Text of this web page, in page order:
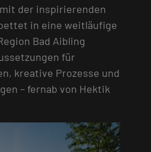
der inspirierenden
in eine weitläufige
Bad Aibling
für
kreative Prozesse und
– fernab von Hektik